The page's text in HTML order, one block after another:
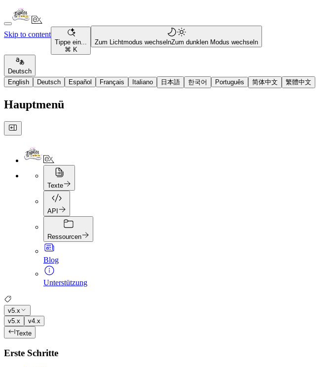
Skip to content
Tippe ein...
⌘ K
Zum Lichtmodus wechselnZum dunklen Modus wechseln
Deutsch
English
Deutsch Español Français Italiano 日本語 한국어 Português 简体中文 繁體中文
Hauptmenü
Texte
API
Ressourcen
Blog
Unterstützung
v5.x
v5.x
v4.x
Texte
Erste Schritte